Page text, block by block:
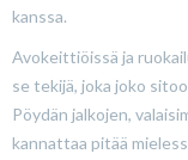
kanssa.
Avokeittiöissä ja
se tekijä, joka joko
Pöydän jalkojen,
kannattaa pitää